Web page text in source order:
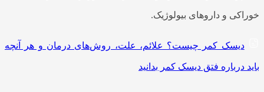
خوراکی و داروهای بیولوژیک.
دیسک کمر چیست؟ علائم، علت، روش‌های درمان و هر آنچه
باید درباره فتق دیسک کمر بدانید